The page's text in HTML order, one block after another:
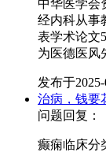
中华医学会
经内科从事
表学术论文
为医德医风
发布于
治病，钱要
问题回复：
癫痫临床分